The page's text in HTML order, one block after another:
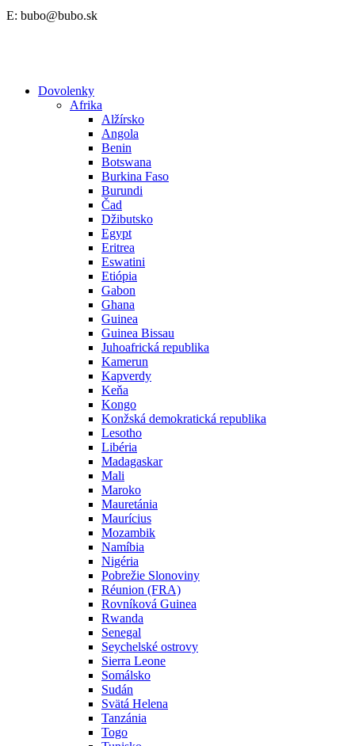
E: bubo@bubo.sk
Dovolenky
Afrika
Alžírsko
Angola
Benin
Botswana
Burkina Faso
Burundi
Čad
Džibutsko
Egypt
Eritrea
Eswatini
Etiópia
Gabon
Ghana
Guinea
Guinea Bissau
Juhoafrická republika
Kamerun
Kapverdy
Keňa
Kongo
Konžská demokratická republika
Lesotho
Libéria
Madagaskar
Mali
Maroko
Mauretánia
Maurícius
Mozambik
Namíbia
Nigéria
Pobrežie Slonoviny
Réunion (FRA)
Rovníková Guinea
Rwanda
Senegal
Seychelské ostrovy
Sierra Leone
Somálsko
Sudán
Svätá Helena
Tanzánia
Togo